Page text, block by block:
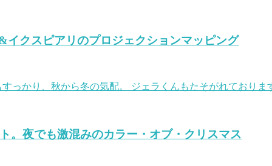
クスピアリのプロジェクションマッピング
っかり、秋から冬の気配。 ジェラくんもたそがれておりま
。夜でも激混みのカラー・オブ・クリスマス